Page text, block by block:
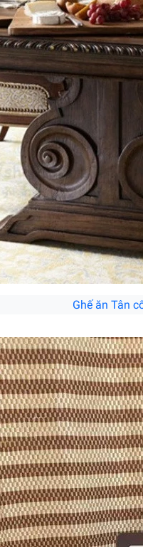
Ghế ăn Tân